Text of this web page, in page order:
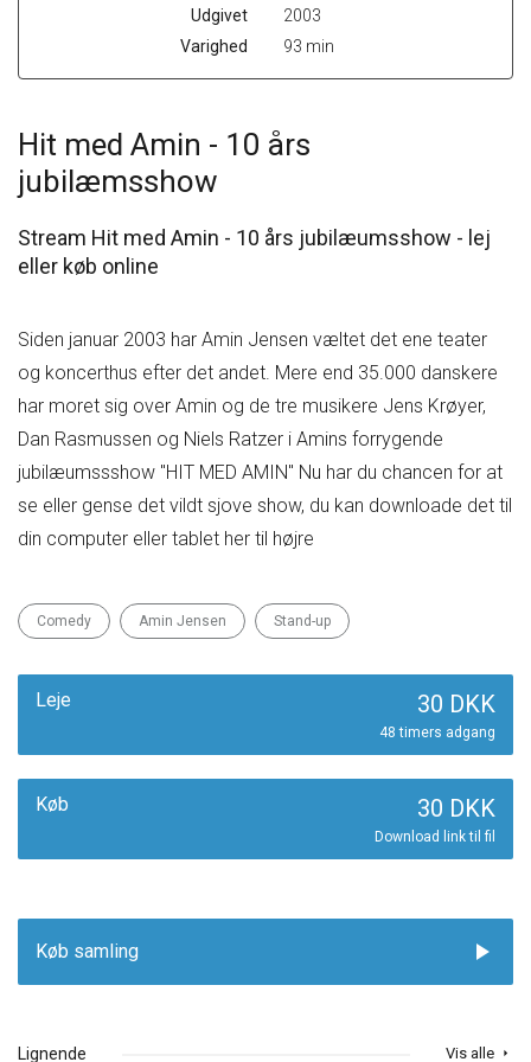
Udgivet
2003
Varighed
93 min
Hit med Amin - 10 års
jubilæmsshow
Stream Hit med Amin - 10 års jubilæumsshow - lej
eller køb online
Siden januar 2003 har Amin Jensen væltet det ene teater
og koncerthus efter det andet. Mere end 35.000 danskere
har moret sig over Amin og de tre musikere Jens Krøyer,
Dan Rasmussen og Niels Ratzer i Amins forrygende
jubilæumssshow "HIT MED AMIN" Nu har du chancen for at
se eller gense det vildt sjove show, du kan downloade det til
din computer eller tablet her til højre
Comedy Amin Jensen Stand-up
Leje 30 DKK
48 timers adgang
Køb 30 DKK
Download link til fil
Køb samling play_arrow
Lignende Vis alle arrow_right